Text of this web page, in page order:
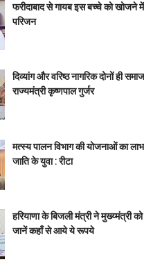
फरीदाबाद से गायब इस बच्चे को खोजने
परिजन
दिव्यांग और वरिष्ठ नागरिक दोनों ही
राज्यमंत्री कृष्णपाल गुर्जर
मत्स्य पालन विभाग की योजनाओं का
जाति के युवा : रीटा
हरियाणा के बिजली मंत्री ने मुख्य्मंत्री
जानें कहाँ से आये ये रूपये